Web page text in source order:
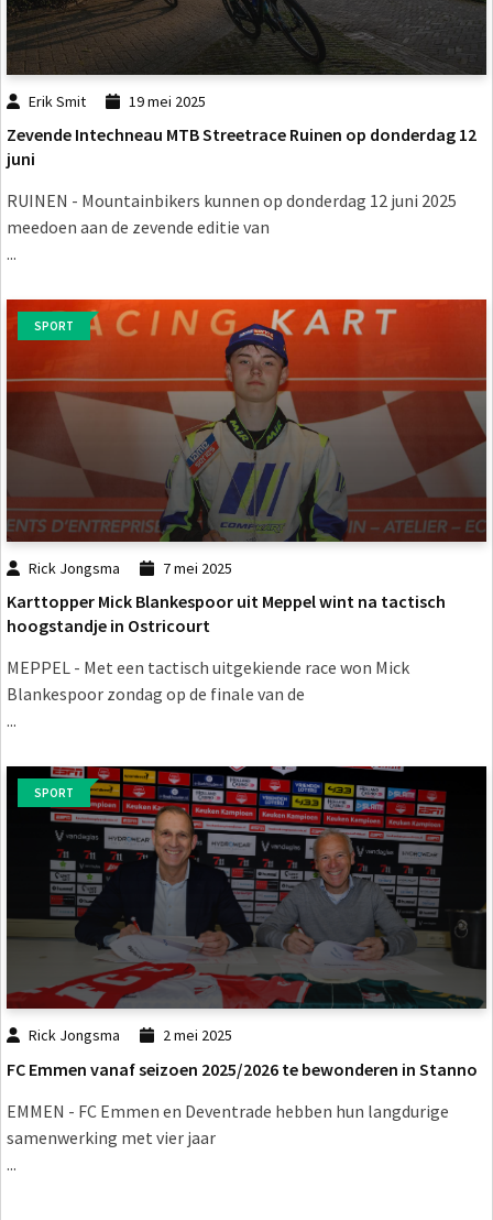
Erik Smit 19 mei 2025
Zevende Intechneau MTB Streetrace Ruinen op donderdag 12
juni
RUINEN - Mountainbikers kunnen op donderdag 12 juni 2025
meedoen aan de zevende editie van
...
SPORT
Rick Jongsma 7 mei 2025
Karttopper Mick Blankespoor uit Meppel wint na tactisch
hoogstandje in Ostricourt
MEPPEL - Met een tactisch uitgekiende race won Mick
Blankespoor zondag op de finale van de
...
SPORT
Rick Jongsma 2 mei 2025
FC Emmen vanaf seizoen 2025/2026 te bewonderen in Stanno
EMMEN - FC Emmen en Deventrade hebben hun langdurige
samenwerking met vier jaar
...